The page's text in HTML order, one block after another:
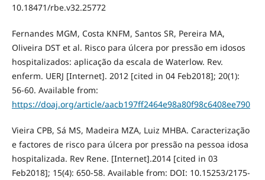
10.18471/rbe.v32.25772
Fernandes MGM, Costa KNFM, Santos SR, Pereira MA,
Oliveira DST et al. Risco para úlcera por pressão em idosos
hospitalizados: aplicação da escala de Waterlow. Rev.
enferm. UERJ [Internet]. 2012 [cited in 04 Feb2018]; 20(1):
56-60. Available from:
https://doaj.org/article/aacb197ff2464e98a80f98c6408ee790
Vieira CPB, Sá MS, Madeira MZA, Luiz MHBA. Caracterização
e factores de risco para úlcera por pressão na pessoa idosa
hospitalizada. Rev Rene. [Internet].2014 [cited in 03
Feb2018]; 15(4): 650-58. Available from: DOI: 10.15253/2175-